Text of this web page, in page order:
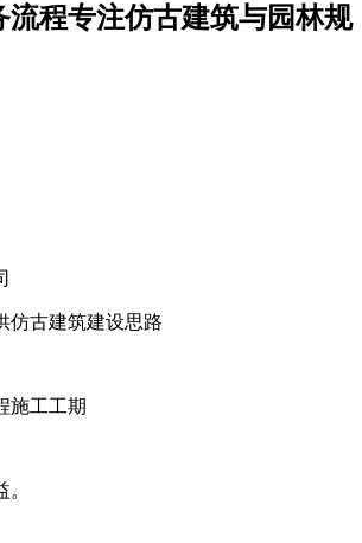
流程专注仿古建筑与园林规
仿古建筑建设思路
施工工期